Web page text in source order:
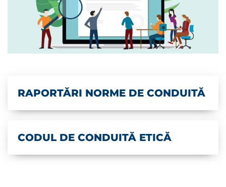
RAPORTĂRI NORME DE CONDUITĂ
CODUL DE CONDUITĂ ETICĂ